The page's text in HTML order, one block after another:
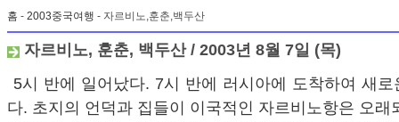
홈 - 2003중국여행 - 자르비노,훈춘,백두산
자르비노, 훈춘, 백두산 / 2003년 8월 7일 (목)
5시 반에 일어났다. 7시 반에 러시아에 도착하여 새
다. 초지의 언덕과 집들이 이국적인 자르비노항은 오래